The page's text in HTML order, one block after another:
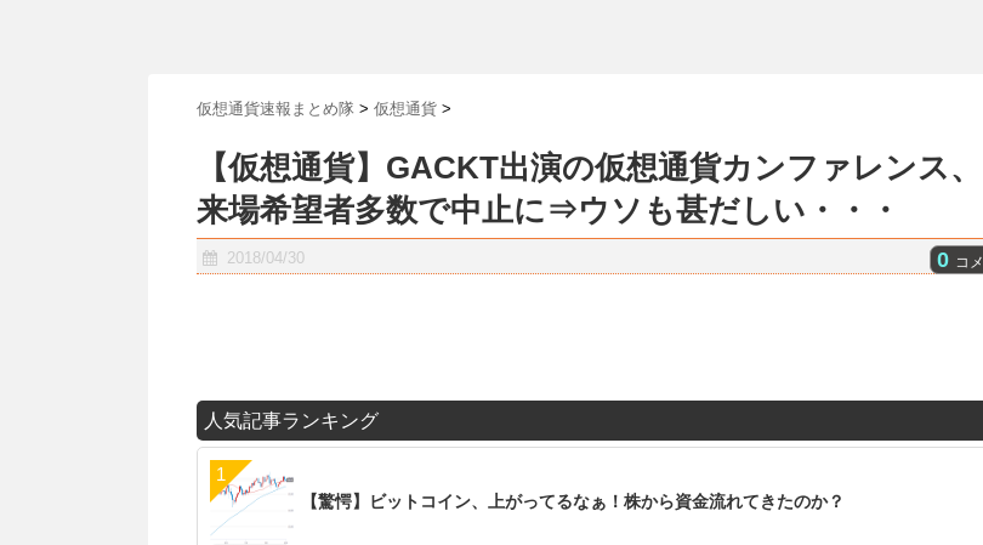
仮想通貨速報まとめ隊 > 仮想通貨 >
【仮想通貨】GACKT出演の仮想通貨カンファレンス、
来場希望者多数で中止に⇒ウソも甚だしい・・・
2018/04/30 0 コメ
人気記事ランキング
【驚愕】ビットコイン、上がってるなぁ！株から資金流れてきたのか？